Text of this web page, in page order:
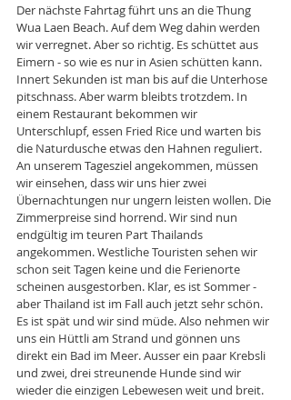
Der nächste Fahrtag führt uns an die Thung
Wua Laen Beach. Auf dem Weg dahin werden
wir verregnet. Aber so richtig. Es schüttet aus
Eimern - so wie es nur in Asien schütten kann.
Innert Sekunden ist man bis auf die Unterhose
pitschnass. Aber warm bleibts trotzdem. In
einem Restaurant bekommen wir
Unterschlupf, essen Fried Rice und warten bis
die Naturdusche etwas den Hahnen reguliert.
An unserem Tagesziel angekommen, müssen
wir einsehen, dass wir uns hier zwei
Übernachtungen nur ungern leisten wollen. Die
Zimmerpreise sind horrend. Wir sind nun
endgültig im teuren Part Thailands
angekommen. Westliche Touristen sehen wir
schon seit Tagen keine und die Ferienorte
scheinen ausgestorben. Klar, es ist Sommer -
aber Thailand ist im Fall auch jetzt sehr schön.
Es ist spät und wir sind müde. Also nehmen wir
uns ein Hüttli am Strand und gönnen uns
direkt ein Bad im Meer. Ausser ein paar Krebsli
und zwei, drei streunende Hunde sind wir
wieder die einzigen Lebewesen weit und breit.